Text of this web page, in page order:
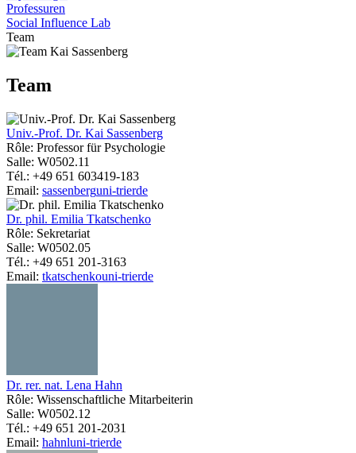
Professuren
Social Influence Lab
Team
Team
Univ.-Prof. Dr. Kai Sassenberg
Rôle: Professor für Psychologie
Salle: W0502.11
Tél.: +49 651 603419-183
Email: sassenberguni-trierde
Dr. phil. Emilia Tkatschenko
Rôle: Sekretariat
Salle: W0502.05
Tél.: +49 651 201-3163
Email: tkatschenkouni-trierde
Dr. rer. nat. Lena Hahn
Rôle: Wissenschaftliche Mitarbeiterin
Salle: W0502.12
Tél.: +49 651 201-2031
Email: hahnluni-trierde